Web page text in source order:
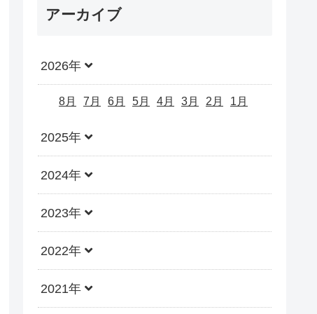
アーカイブ
2026年
8月 7月 6月 5月 4月 3月 2月 1月
2025年
2024年
2023年
2022年
2021年